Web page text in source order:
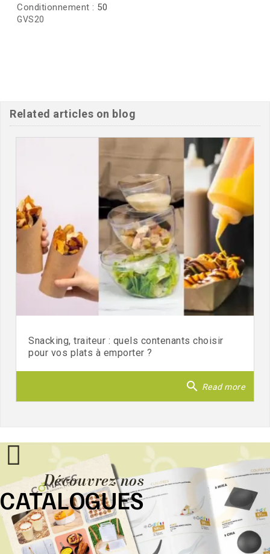
Conditionnement : 50
GVS20
Related articles on blog
Snacking, traiteur : quels contenants choisir
pour vos plats à emporter ?
search Read more
Découvrez nos
CATALOGUES